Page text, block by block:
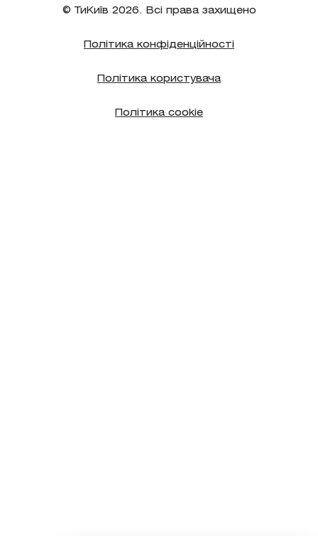
© ТиКиїв 2026. Всі права захищено
Політика конфіденційності
Політика користувача
Політика cookie